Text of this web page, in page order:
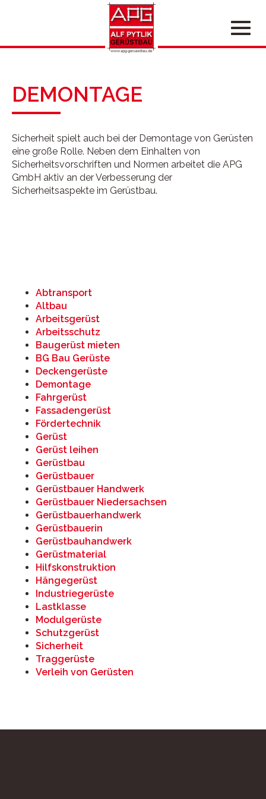
DEMONTAGE
Sicherheit spielt auch bei der Demontage von Gerüsten
eine große Rolle. Neben dem Einhalten von
Sicherheitsvorschriften und Normen arbeitet die APG
GmbH aktiv an der Verbesserung der
Sicherheitsaspekte im Gerüstbau.
Abtransport
Altbau
Arbeitsgerüst
Arbeitsschutz
Baugerüst mieten
BG Bau Gerüste
Deckengerüste
Demontage
Fahrgerüst
Fassadengerüst
Fördertechnik
Gerüst
Gerüst leihen
Gerüstbau
Gerüstbauer
Gerüstbauer Handwerk
Gerüstbauer Niedersachsen
Gerüstbauerhandwerk
Gerüstbauerin
Gerüstbauhandwerk
Gerüstmaterial
Hilfskonstruktion
Hängegerüst
Industriegerüste
Lastklasse
Modulgerüste
Schutzgerüst
Sicherheit
Traggerüste
Verleih von Gerüsten